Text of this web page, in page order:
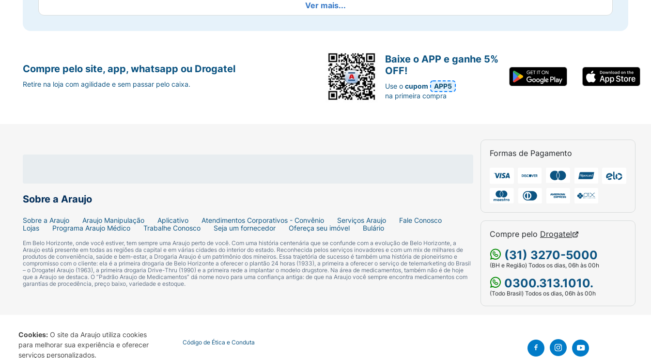
Cookies: O site da Araujo utiliza cookies
para melhorar sua experiência e oferecer
serviços personalizados.
Peso Líquido:86g
Marca: Aymoré
Ver mais...
Sobre a Araujo
Sobre a Araujo Araujo Manipulação Aplicativo Atendimentos Corporativos - Convênio Serviços Araujo
Fale Conosco
Lojas
Programa Araujo Médico Trabalhe Conosco Seja um fornecedor Ofereça seu imóvel Bulário
Em Belo Horizonte, onde você estiver, tem sempre uma Araujo perto de você. Com uma história centenária que se confunde com a evolução de Belo Horizonte, a
Araujo está presente em todas as regiões da capital e em várias cidades do interior do estado. Reconhecida pelos serviços inovadores e com um mix de milhares de
produtos de conveniência, saúde e bem-estar, a Drogaria Araujo é um patrimônio dos mineiros. Essa trajetória de sucesso é também uma história de pioneirismo e
compromisso com o cliente: ela é a primeira drogaria de Belo Horizonte a oferecer o plantão 24 horas (1933), a primeira a oferecer o serviço de telemarketing do Brasil
– o Drogatel Araujo (1963), a primeira drogaria Drive-Thru (1990) e a primeira rede a implantar o modelo drugstore. Na área de medicamentos, também não é de hoje
que a Araujo se destaca. O “Padrão Araujo de Medicamentos” dá nome novo para uma confiança antiga: de que na Araujo você sempre encontra medicamentos com
garantias de procedência, preço baixo, variedade e estoque.
Formas de Pagamento
Compre pelo Drogatel
(31) 3270-5000
(BH e Região) Todos os dias, 06h às 00h
0300.313.1010.
(Todo Brasil) Todos os dias, 06h às 00h
Compre pelo site, app, whatsapp ou Drogatel
Retire na loja com agilidade e sem passar pelo caixa.
Baixe o APP e ganhe 5%
OFF!
Use ocupom
APP5
na primeira compra
Termo de Uso Portal da Privacidade Covid-19 Código de Ética e Conduta